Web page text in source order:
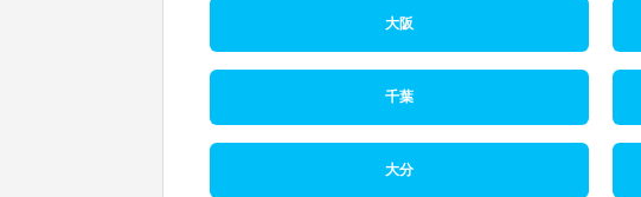
大阪
千葉
大分